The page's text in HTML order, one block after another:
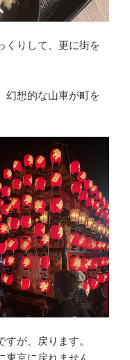
くりして、更に街を
幻想的な山車が町を
が、戻ります。
京に戻れません。